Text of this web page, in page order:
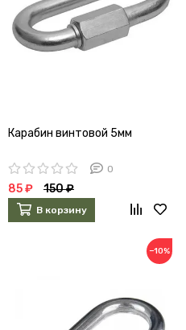
Карабин винтовой 5мм
0
85 ₽ 150 ₽
В корзину
−10%